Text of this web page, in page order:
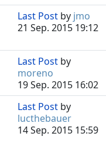
Last Post by jmo
21 Sep. 2015 19:12
Last Post by
moreno
19 Sep. 2015 16:02
Last Post by
lucthebauer
14 Sep. 2015 15:59